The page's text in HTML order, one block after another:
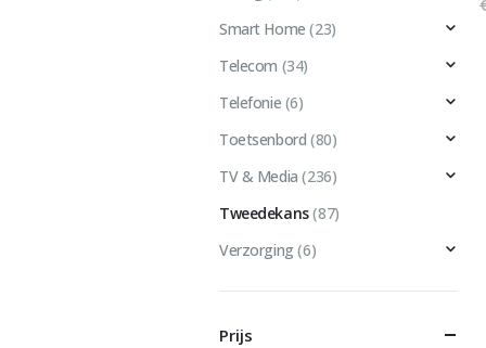
Smart Home (23)
Telecom (34)
Telefonie (6)
Toetsenbord (80)
TV & Media (236)
Tweedekans(87)
Verzorging(6)
Prijs